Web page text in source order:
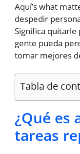
Aquí’s what
despedir
Significa quitarle
gente pueda
tomar mejores
Tabla de
¿Qué es
tareas